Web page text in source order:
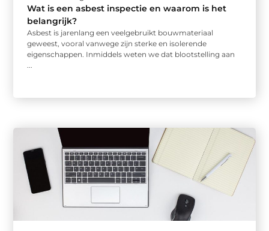
Wat is een asbest inspectie en waarom is het
belangrijk?
Asbest is jarenlang een veelgebruikt bouwmateriaal
geweest, vooral vanwege zijn sterke en isolerende
eigenschappen. Inmiddels weten we dat blootstelling aan
...